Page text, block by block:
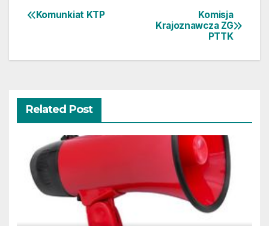
Nawigacja
Komisja
Krajoznawcza ZG
PTTK
Komunkiat KTP
Related Post